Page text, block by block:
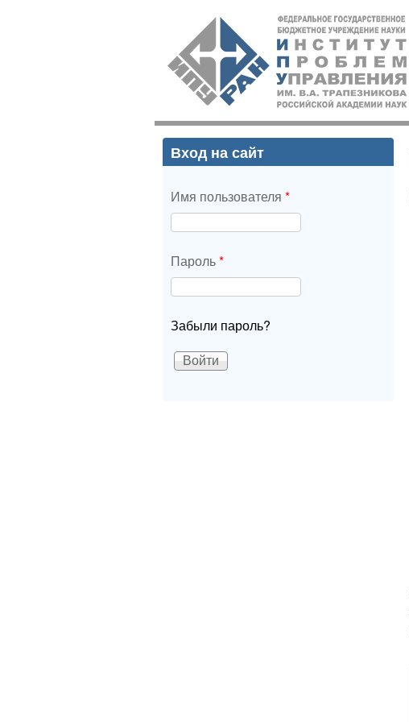
ИПУ
РАН
Вход на сайт
Имя пользователя *
Пароль*
Забыли пароль?